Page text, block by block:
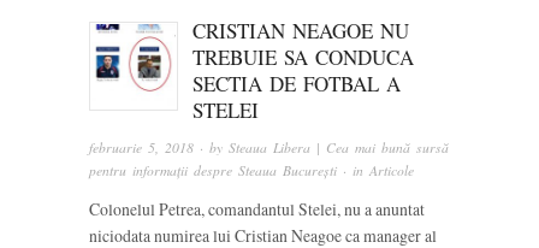
CRISTIAN NEAGOE NU
TREBUIE SA CONDUCA
SECTIA DE FOTBAL A
STELEI
februarie 5, 2018 · by Steaua Libera | Cea mai bună sursă
pentru informații despre Steaua București · in Articole
Colonelul Petrea, comandantul Stelei, nu a anuntat
niciodata numirea lui Cristian Neagoe ca manager al